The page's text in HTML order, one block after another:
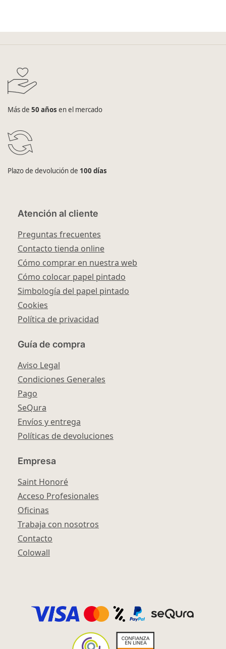
Más de 50 años en el mercado
Plazo de devolución de 100 días
Atención al cliente
Preguntas frecuentes
Contacto tienda online
Cómo comprar en nuestra web
Cómo colocar papel pintado
Simbología del papel pintado
Cookies
Política de privacidad
Guía de compra
Aviso Legal
Condiciones Generales
Pago
SeQura
Envíos y entrega
Políticas de devoluciones
Empresa
Saint Honoré
Acceso Profesionales
Oficinas
Trabaja con nosotros
Contacto
Colowall